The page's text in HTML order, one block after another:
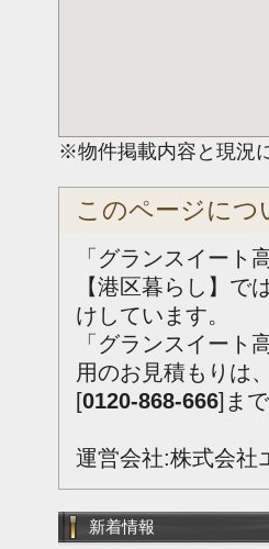
※物件掲載内容と現況
このページにつ
「グランスイート
【港区暮らし】で
けしています。
「グランスイート
用のお見積もりは
[0120-868-666]ま
運営会社:株式会社
新着情報